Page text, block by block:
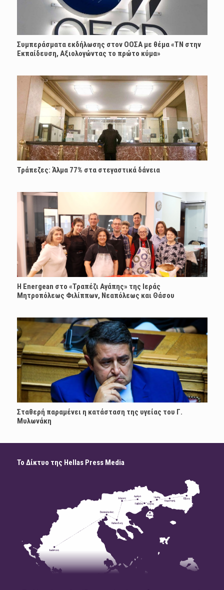
Συμπεράσματα εκδήλωσης στον ΟΟΣΑ με θέμα «ΤΝ στην
Εκπαίδευση, Αξιολογώντας το πρώτο κύμα»
Τράπεζες: Άλμα 77% στα στεγαστικά δάνεια
H Energean στο «Τραπέζι Αγάπης» της Ιεράς
Μητροπόλεως Φιλίππων, Νεαπόλεως και Θάσου
Σταθερή παραμένει η κατάσταση της υγείας του Γ.
Μυλωνάκη
Το Δίκτυο της Hellas Press Media